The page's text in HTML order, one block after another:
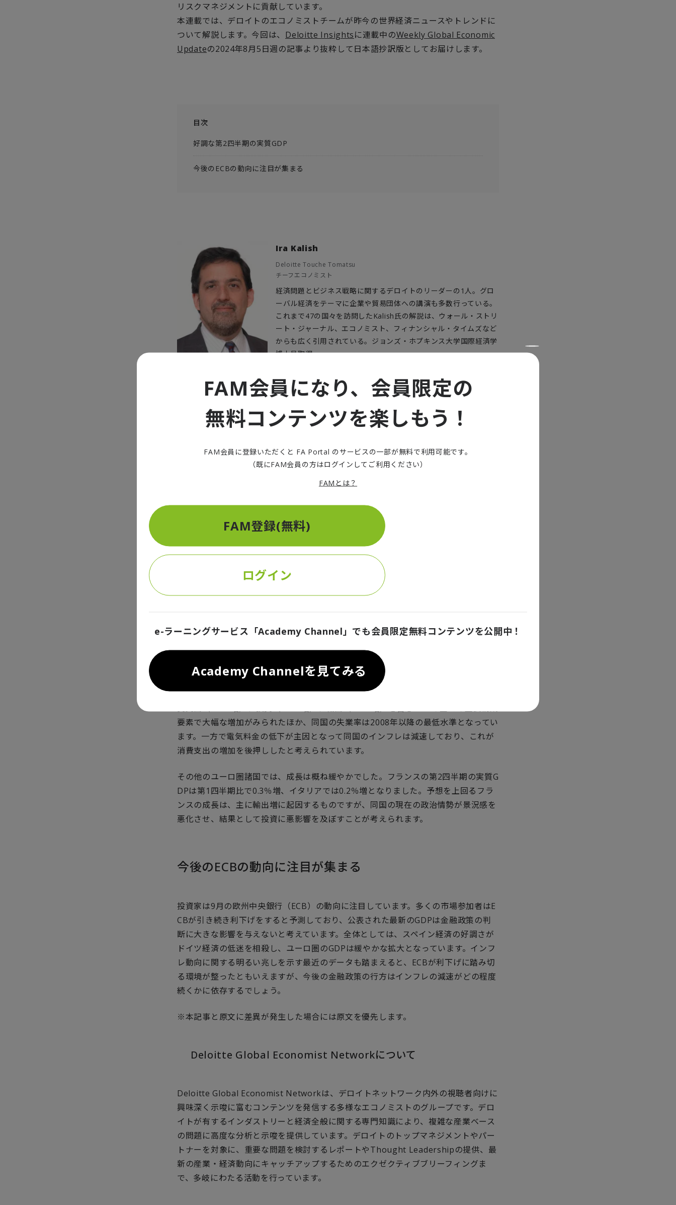
リスクマネジメントに貢献しています。
本連載では、デロイトのエコノミストチームが昨今の世界経済ニュースやトレンドに
ついて解説します。今回は、 Deloitte Insightsに連載中のWeekly Global Economic
Updateの2024年8月5日週の記事より抜粋して日本語抄訳版としてお届けします。
目次
好調な第2四半期の実質GDP
今後のECBの動向に注目が集まる
Ira Kalish
Deloitte Touche Tomatsu
チーフエコノミスト
経済問題とビジネス戦略に関するデロイトのリーダーの1人。グロ
ーバル経済をテーマに企業や貿易団体への講演も多数行っている。
これまで47の国々を訪問したKalish氏の解説は、ウォール・ストリ
ート・ジャーナル、エコノミスト、フィナンシャル・タイムズなど
からも広く引用されている。ジョンズ・ホプキンス大学国際経済学
博士号取得。
好調な第2四半期の実質GDP
つつあることが、7月末に発表された2024年第2四半期のGDPからいえそうです。欧
四半期比で0.3％増加と、前期と同じ伸びを示し、前年同期比では0.6％の増加となり
ました。なお、2023年の第3、第4四半期における実質GDPは前期比で横ばいでし
ユーロ圏の第2四半期における実質GDPは、ドイツの第2四半期の実質GDPが第1四半
期と比べて0.1％減少したために伸び悩みました。これで過去3四半期のうち2期にお
いて、ドイツの実質GDPが減少したことになります。ドイツ政府は、この成長の弱さ
資は、高いエネルギーコスト、中国での需要の低下、国内需要の低迷、中国やアメリ
カとの競争の激化など複数の要因によって打撃を受けている状況にあります。
一方、ユーロ圏の他の国々の経済は順調です。スペインでは、第2四半期の実質GDP
が第1四半期対比0.8％増加しました。これは、昨年の第4四半期の0.7％増に続く成長
であり、スペイン経済は好調であるといえるでしょう。同国政府の発表によると、消
要素で大幅な増加がみられたほか、同国の失業率は2008年以降の最低水準となってい
ます。一方で電気料金の低下が主因となって同国のインフレは減速しており、これが
消費支出の増加を後押ししたと考えられています。
その他のユーロ圏諸国では、成長は概ね緩やかでした。フランスの第2四半期の実質G
DPは第1四半期比で0.3％増、イタリアでは0.2％増となりました。予想を上回るフラ
ンスの成長は、主に輸出増に起因するものですが、同国の現在の政治情勢が景況感を
悪化させ、結果として投資に悪影響を及ぼすことが考えられます。
今後のECBの動向に注目が集まる
投資家は9月の欧州中央銀行（ECB）の動向に注目しています。多くの市場参加者はE
CBが引き続き利下げをすると予測しており、公表された最新のGDPは金融政策の判
断に大きな影響を与えないと考えています。全体としては、スペイン経済の好調さが
ドイツ経済の低迷を相殺し、ユーロ圏のGDPは緩やかな拡大となっています。インフ
レ動向に関する明るい兆しを示す最近のデータも踏まえると、ECBが利下げに踏み切
る環境が整ったともいえますが、今後の金融政策の行方はインフレの減速がどの程度
続くかに依存するでしょう。
※本記事と原文に差異が発生した場合には原文を優先します。
Deloitte Global Economist Networkについて
Deloitte Global Economist Networkは、デロイトネットワーク内外の視聴者向けに
興味深く示唆に富むコンテンツを発信する多様なエコノミストのグループです。デロ
イトが有するインダストリーと経済全般に関する専門知識により、複雑な産業ベース
の問題に高度な分析と示唆を提供しています。デロイトのトップマネジメントやパー
トナーを対象に、重要な問題を検討するレポートやThought Leadershipの提供、最
新の産業・経済動向にキャッチアップするためのエクゼクティブブリーフィングま
で、多岐にわたる活動を行っています。
FAM会員になり、会員限定の
無料コンテンツを楽しもう！
FAM会員に登録いただくと FA Portal のサービスの一部が無料で利用可能です。
（既にFAM会員の方はログインしてご利用ください）
FAMとは？
FAM登録(無料)
ログイン
e-ラーニングサービス「Academy Channel」でも会員限定無料コンテンツを公開中！
Academy Channelを見てみる